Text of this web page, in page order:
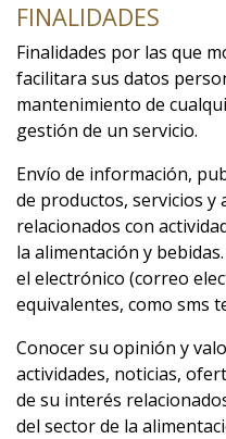
FINALIDADES
Finalidades por las que
facilitara sus datos
mantenimiento de
gestión de un servicio.
Envío de información,
de productos, servicios y
relacionados con
la alimentación y
el electrónico (correo
equivalentes, como sms
Conocer su opinión y
actividades, noticias,
de su interés
del sector de la